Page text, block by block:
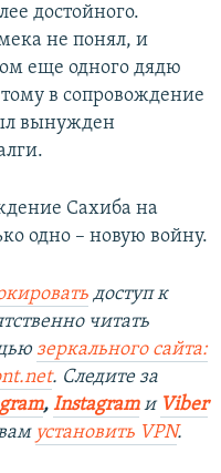
достойного.
не понял, и
еще одного дядю
в сопровождение
вынужден
Сахиба на
одно – новую войну.
доступ к
читать
зеркального сайта:
. Следите за
, Instagramи Viber
установить VPN.